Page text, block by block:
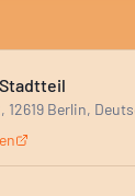
Stadtteil
Berlin,